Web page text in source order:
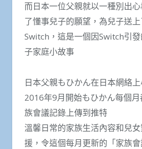
而日本一位父親就以一種別出
了懂事兒子的願望，為兒子送
Switch，這是一個因Switch引
子家庭小故事
日本父親もひかん在日本網絡
2016年9月開始もひかん每個
族會議記錄上傳到推特
溫馨日常的家族生活內容和兒
援，令這個每月更新的「家族